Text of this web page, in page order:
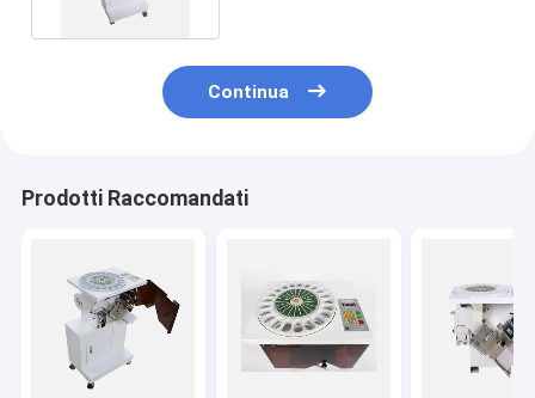
Continua
Prodotti Raccomandati